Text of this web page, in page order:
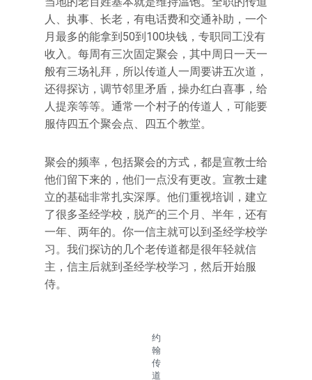
人、执事、长老，有电话费和交通补助，一个
月最多的能拿到50到100块钱，专职同工没有
收入。每周有三次固定聚会，其中周日一天一
般有三场礼拜，所以传道人一周要讲五次道，
还得探访，调节邻里矛盾，操办红白喜事，给
人提亲等等。通常一个村子的传道人，可能要
服侍四五个聚会点、四五个教堂。
聚会的频率，包括聚会的方式，都是宣教士给
他们留下来的，他们一点没有更改。宣教士建
立的基础非常扎实深厚。他们重视培训，建立
了很多圣经学校，脱产的三个月、半年，还有
一年、两年的。你一信主就可以到圣经学校学
习。我们探访的几个老传道都是很年轻就信
主，信主后就到圣经学校学习，然后开始服
侍。
约
翰
传
道